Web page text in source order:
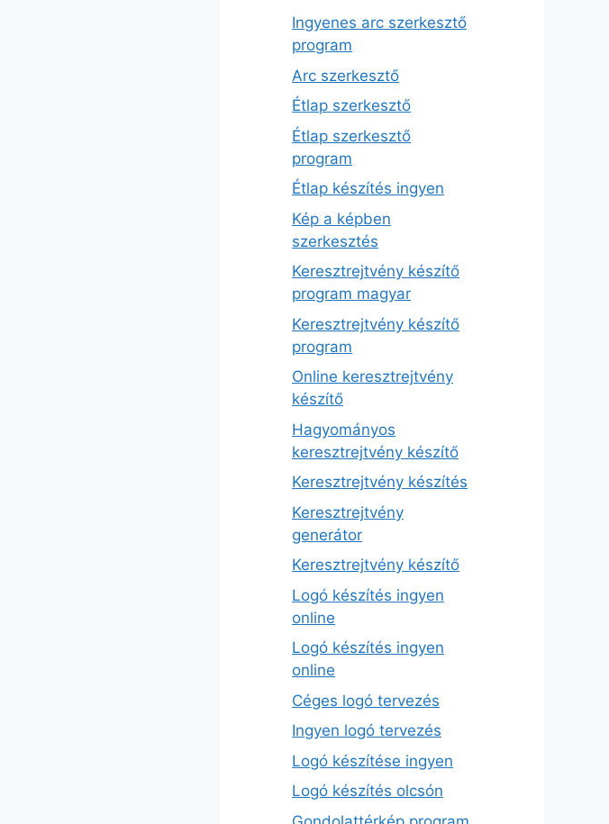
Ingyenes arc szerkesztő
program
Arc szerkesztő
Étlap szerkesztő
Étlap szerkesztő
program
Étlap készítés ingyen
Kép a képben
szerkesztés
Keresztrejtvény készítő
program magyar
Keresztrejtvény készítő
program
Online keresztrejtvény
készítő
Hagyományos
keresztrejtvény készítő
Keresztrejtvény készítés
Keresztrejtvény
generátor
Keresztrejtvény készítő
Logó készítés ingyen
online
Logó készítés ingyen
online
Céges logó tervezés
Ingyen logó tervezés
Logó készítése ingyen
Logó készítés olcsón